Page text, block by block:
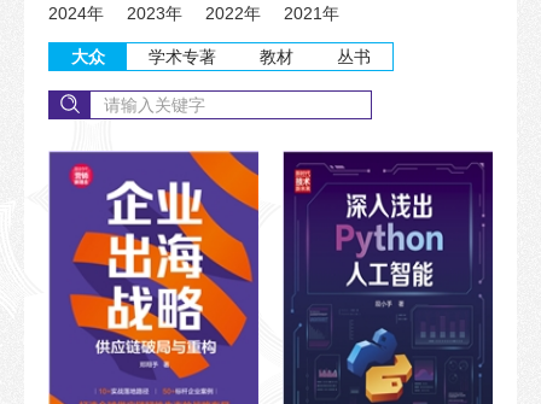
2024年
2023年 2022年 2021年
大众 学术专著 教材 丛书